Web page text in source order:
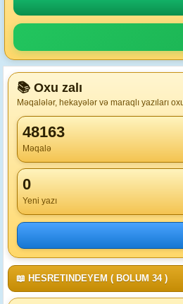
📚 Oxu zalı
Məqalələr, hekayələr və maraqlı yazıları
48163
Məqalə
0
Yeni yazı
📖 HESRETINDEYEM ( BOLUM 34 )